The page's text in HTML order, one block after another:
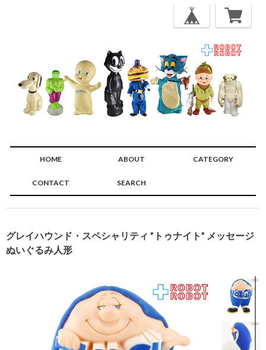
HOME ABOUT CATEGORY
CONTACT SEARCH
グレイハウンド・スペシャリティ ”トゥナイト” メッセージ
ぬいぐるみ人形